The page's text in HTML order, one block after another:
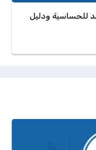
للحساسية ودليل